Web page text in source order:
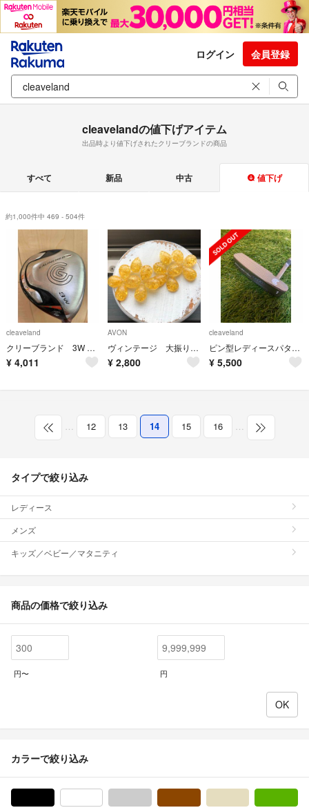
ログイン 会員登録
cleavelandの値下げアイテム
出品時より値下げされたクリーブランドの商品
すべて 新品 中古 値下げ
約1,000件中 469 - 504件
cleaveland
クリーブランド 3W ランチャー 15°
¥ 4,011
AVON
ヴィンテージ 大振り 透明 ピアス イヤリング
¥ 2,800
cleaveland
ピン型レディースパター クリーブランド
¥ 5,500
… 12 13 14 15 16 …
タイプで絞り込み
レディース
メンズ
キッズ／ベビー／マタニティ
商品の価格で絞り込み
円〜 円
カラーで絞り込み